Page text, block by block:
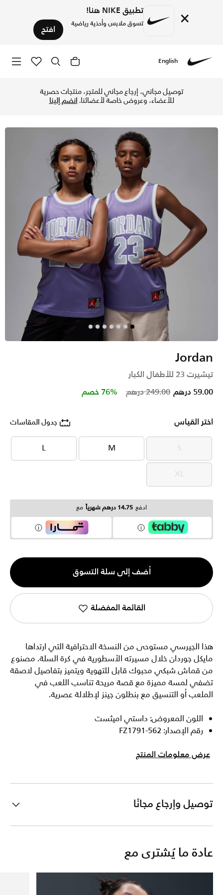
× تطبيق NIKE هنا!
تسوق ملابس وأحذية رياضية افتح
English
توصيل مجاني، إرجاع مجاني للمتجر، منتجات حصرية
للأعضاء، وعروض خاصة لأعضائنا.انضم إلينا
Jordan
تيشيرت 23 للأطفال الكبار
Price reduced from
249.00 درهم to 59.00 درهم 76% خصم
اختر القياس جدول المقاسات
S
S
M
M
L
L
XL
XL
ادفع 14.75 درهم شهرياً مع
الكمية
1
أضف إلى سلة التسوق
القائمة المفضلة
هذا الجيرسي مستوحى من النسخة الاحترافية التي ارتداها
مايكل جوردان خلال مسيرته الأسطورية في كرة السلة. مصنوع
من قماش شبكي محبوك قابل للتهوية ويتميز بتفاصيل لاصقة
تضفي لمسة مميزة مع قصة مريحة تناسب اللعب في
الملعب أو التنسيق مع بنطلون جينز لإطلالة عصرية.
اللون المعروض: داستي اميثست
رقم الإصدار: FZ1791-562
عرض معلومات المنتج
توصيل وإرجاع مجانًا
عادة ما يُشترى مع